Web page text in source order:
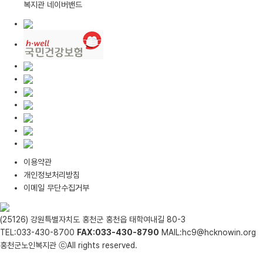
복지관 네이버밴드
이용약관
개인정보처리방침
이메일 무단수집거부
(25126) 강원특별자치도 홍천군 홍천읍 태학여내길 80-3
TEL:033-430-8700 FAX:033-430-8790 MAIL:hc9@hcknowin.org
홍천군노인복지관 ⓒAll rights reserved.